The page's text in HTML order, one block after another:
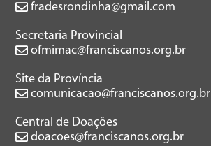
fradesrondinha@gmail.com
Secretaria Provincial
ofmimac@franciscanos.org.br
Site da Província
comunicacao@franciscanos.org.br
Central de Doações
doacoes@franciscanos.org.br